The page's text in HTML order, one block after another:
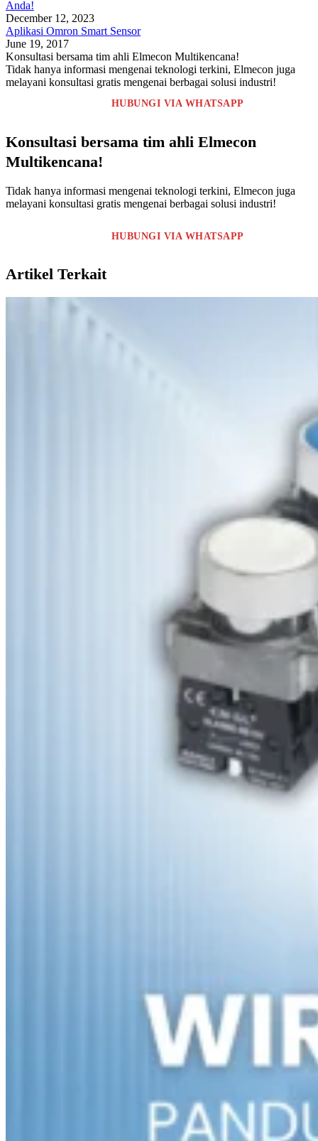
Anda!
December 12, 2023
Aplikasi Omron Smart Sensor
June 19, 2017
Konsultasi bersama tim ahli Elmecon Multikencana!
Tidak hanya informasi mengenai teknologi terkini, Elmecon juga
melayani konsultasi gratis mengenai berbagai solusi industri!
HUBUNGI VIA WHATSAPP
Konsultasi bersama tim ahli Elmecon
Multikencana!
Tidak hanya informasi mengenai teknologi terkini, Elmecon juga
melayani konsultasi gratis mengenai berbagai solusi industri!
HUBUNGI VIA WHATSAPP
Artikel Terkait